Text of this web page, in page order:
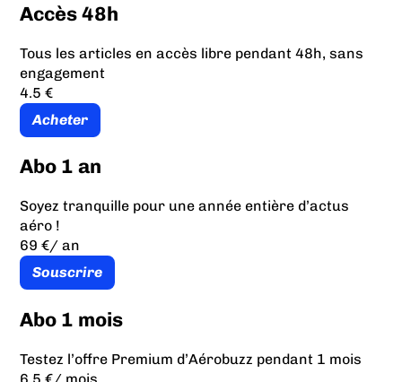
Accès 48h
Tous les articles en accès libre pendant 48h, sans
engagement
4.5 €
Acheter
Abo 1 an
Soyez tranquille pour une année entière d’actus
aéro !
69 €/ an
Souscrire
Abo 1 mois
Testez l’offre Premium d’Aérobuzz pendant 1 mois